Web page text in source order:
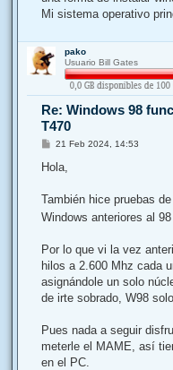
Mi sistema operativo
pako
Usuario Bill Gates
Re: Windows 98
T470
M
n
j
21 Feb 2024, 14:53
Hola,
También hice pruebas
Windows anteriores al 98
Por lo que vi la vez
hilos a 2.600 Mhz cada
asignándole un solo
de irte sobrado, W98
Pues nada a seguir
meterle el MAME, así
en el PC.